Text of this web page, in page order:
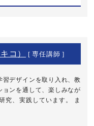
コ） [ 専任講師 ]
デザインを取り入れ、教
ョンを通して、楽しみなが
究、実践しています。 ま